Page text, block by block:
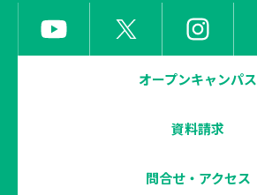
オープンキャンパス
資料請求
問合せ・アクセス